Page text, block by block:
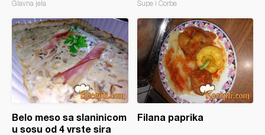
Glavna jela Supe i Čorbe
Belo meso sa slaninicom
u sosu od 4 vrste sira
Filana paprika